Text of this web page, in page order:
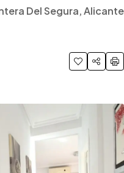
Del Segura, Alicante